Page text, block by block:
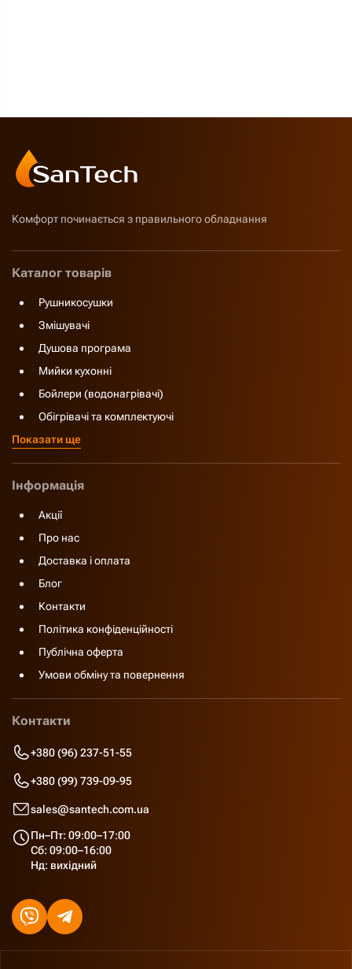
Комфорт починається з правильного обладнання
Каталог товарів
Рушникосушки
Змішувачі
Душова програма
Мийки кухонні
Бойлери (водонагрівачі)
Обігрівачі та комплектуючі
Показати ще
Інформація
Акції
Про нас
Доставка і оплата
Блог
Контакти
Політика конфіденційності
Публічна оферта
Умови обміну та повернення
Контакти
+380 (96) 237-51-55
+380 (99) 739-09-95
sales@santech.com.ua
Пн–Пт: 09:00–17:00
Сб: 09:00–16:00
Нд: вихідний